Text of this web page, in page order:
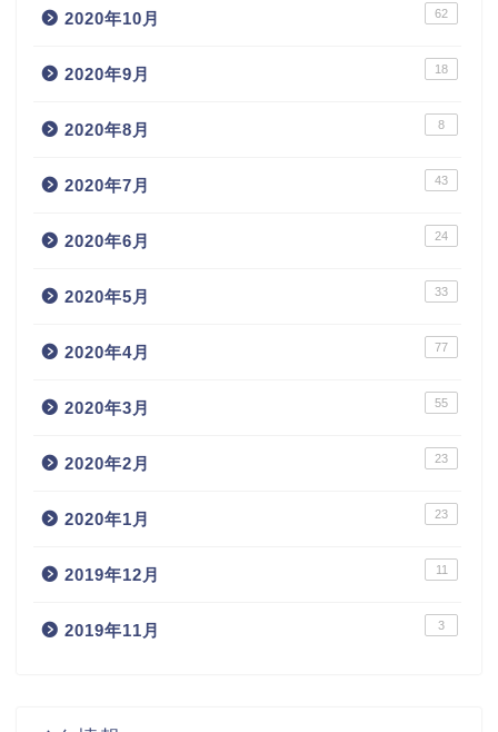
2020年10月 62
2020年9月 18
2020年8月 8
2020年7月 43
2020年6月 24
2020年5月 33
2020年4月 77
2020年3月 55
2020年2月 23
2020年1月 23
2019年12月 11
2019年11月 3